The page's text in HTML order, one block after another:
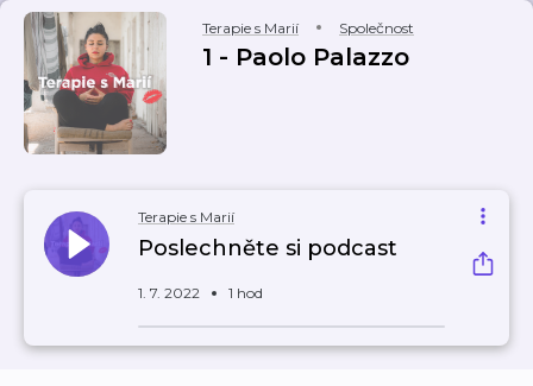
Terapie s Marií Společnost
1 - Paolo Palazzo
Terapie s Marií
Poslechněte si podcast
1. 7. 2022 1 hod